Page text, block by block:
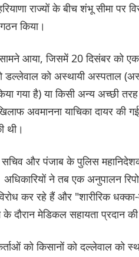
राज्यों के बीच शंभू सीमा पर
किया।
सामने आया, जिसमें 20 दिसंबर को
डल्लेवाल को अस्थायी अस्पताल
गया है) या किसी अन्य अच्छी
अवमानना याचिका दायर की
थी।
और पंजाब के पुलिस महानिदेशक
ने तब एक अनुपालन
कर रहे हैं और "शारीरिक
दौरान मेडिकल सहायता प्रदान
को किसानों को दल्लेवाल को